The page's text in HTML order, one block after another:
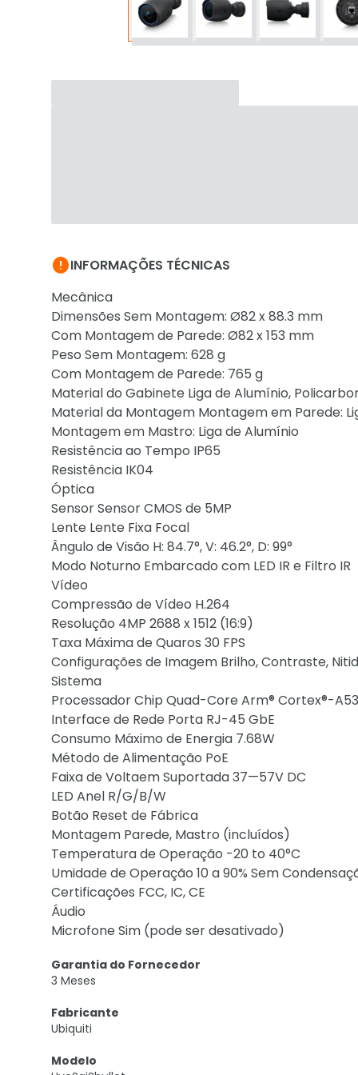
INFORMAÇÕES TÉCNICAS
Mecânica
Dimensões Sem Montagem: Ø82 x 88.3 mm
Com Montagem de Parede: Ø82 x 153 mm
Peso Sem Montagem: 628 g
Com Montagem de Parede: 765 g
Material do Gabinete Liga de Alumínio,
Material da Montagem Montagem em Parede:
Montagem em Mastro: Liga de Alumínio
Resistência ao Tempo IP65
Resistência IK04
Óptica
Sensor Sensor CMOS de 5MP
Lente Lente Fixa Focal
Ângulo de Visão H: 84.7°, V: 46.2°, D: 99°
Modo Noturno Embarcado com LED IR e Filtro IR
Vídeo
Compressão de Vídeo H.264
Resolução 4MP 2688 x 1512 (16:9)
Taxa Máxima de Quaros 30 FPS
Configurações de Imagem Brilho, Contraste,
Sistema
Processador Chip Quad-Core Arm® Cortex®-A53
Interface de Rede Porta RJ-45 GbE
Consumo Máximo de Energia 7.68W
Método de Alimentação PoE
Faixa de Voltaem Suportada 37—57V DC
LED Anel R/G/B/W
Botão Reset de Fábrica
Montagem Parede, Mastro (incluídos)
Temperatura de Operação -20 to 40°C
Umidade de Operação 10 a 90% Sem
Certificações FCC, IC, CE
Áudio
Microfone Sim (pode ser desativado)
Garantia do Fornecedor
3 Meses
Fabricante
Ubiquiti
Modelo